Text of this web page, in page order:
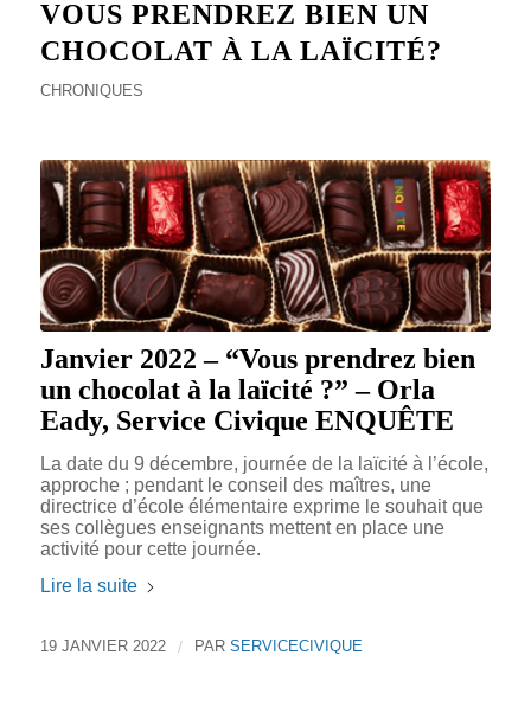
VOUS PRENDREZ BIEN UN
CHOCOLAT À LA LAÏCITÉ?
CHRONIQUES
Janvier 2022 – “Vous prendrez bien
un chocolat à la laïcité ?” – Orla
Eady, Service Civique ENQUÊTE
La date du 9 décembre, journée de la laïcité à l’école,
approche ; pendant le conseil des maîtres, une
directrice d’école élémentaire exprime le souhait que
ses collègues enseignants mettent en place une
activité pour cette journée.
Lire la suite
19 JANVIER 2022 / PAR SERVICECIVIQUE